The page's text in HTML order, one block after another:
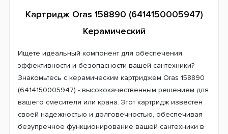
Картридж Oras 158890 (6414150005947)
Керамический
Ищете идеальный компонент для обеспечения
эффективности и безопасности вашей сантехники?
Знакомьтесь с керамическим картриджем Oras 158890
(6414150005947) - высококачественным решением для
вашего смесителя или крана. Этот картридж известен
своей надежностью и долговечностью, обеспечивая
безупречное функционирование вашей сантехники в